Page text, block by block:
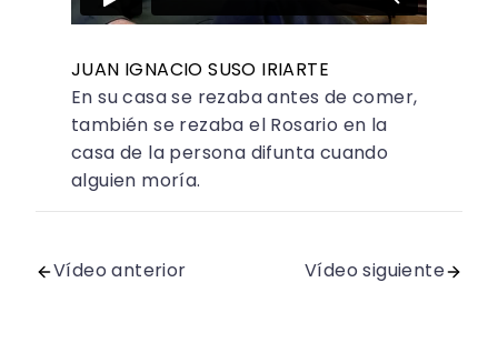
JUAN IGNACIO SUSO IRIARTE
En su casa se rezaba antes de comer,
también se rezaba el Rosario en la
casa de la persona difunta cuando
alguien moría.
Vídeo anterior Vídeo siguiente